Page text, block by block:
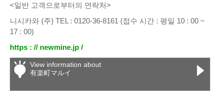
<일반 고객으로부터의 연락처>
니시카와 (주) TEL : 0120-36-8161 (접수 시간 : 평일 10 : 00 ~
17 : 00)
https : // newmine.jp /
View information about
有楽町マルイ